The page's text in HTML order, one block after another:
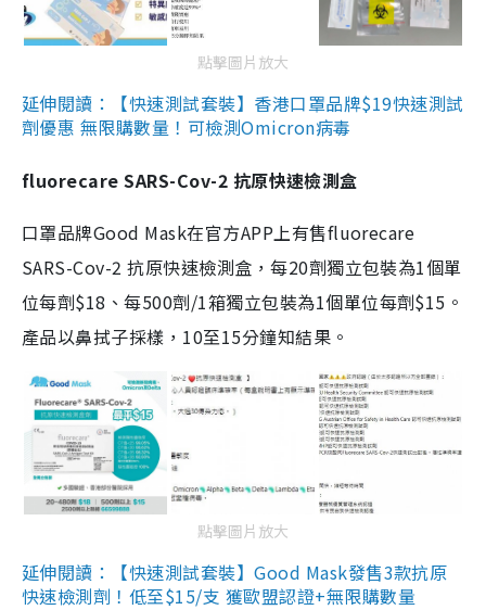
點擊圖片放大
延伸閱讀：【快速測試套裝】香港口罩品牌$19快速測試
劑優惠 無限購數量！可檢測Omicron病毒
fluorecare SARS-Cov-2 抗原快速檢測盒
口罩品牌Good Mask在官方APP上有售fluorecare
SARS-Cov-2 抗原快速檢測盒，每20劑獨立包裝為1個單
位每劑$18、每500劑/1箱獨立包裝為1個單位每劑$15。
產品以鼻拭子採樣，10至15分鐘知結果。
點擊圖片放大
延伸閱讀：【快速測試套裝】Good Mask發售3款抗原
快速檢測劑！低至$15/支 獲歐盟認證+無限購數量